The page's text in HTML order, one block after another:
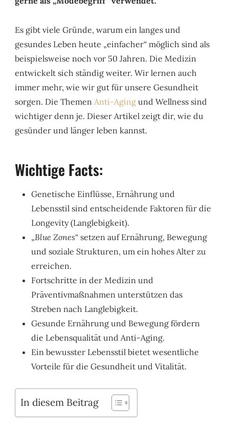
Es gibt viele Gründe, warum ein langes und
gesundes Leben heute „einfacher“ möglich sind als
beispielsweise noch vor 50 Jahren. Die Medizin
entwickelt sich ständig weiter. Wir lernen auch
immer mehr, wie wir gut für unsere Gesundheit
sorgen. Die ThemenAnti-Aging und Wellness sind
wichtiger denn je. Dieser Artikel zeigt dir, wie du
gesünder und länger leben kannst.
Wichtige Facts:
Genetische Einflüsse, Ernährung und
Lebensstil sind entscheidende Faktoren für die
Longevity (Langlebigkeit).
„Blue Zones“ setzen auf Ernährung, Bewegung
und soziale Strukturen, um ein hohes Alter zu
erreichen.
Fortschritte in der Medizin und
Präventivmaßnahmen unterstützen das
Streben nach Langlebigkeit.
Gesunde Ernährung und Bewegung fördern
die Lebensqualität und Anti-Aging.
Ein bewusster Lebensstil bietet wesentliche
Vorteile für die Gesundheit und Vitalität.
In diesem Beitrag